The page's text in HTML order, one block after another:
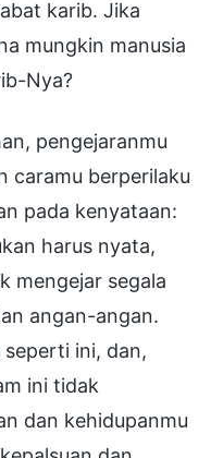
karib. Jika
mungkin manusia
Nya?
pengejaranmu
caramu berperilaku
pada kenyataan:
harus nyata,
mengejar segala
angan-angan.
ini, dan,
ini tidak
dan kehidupanmu